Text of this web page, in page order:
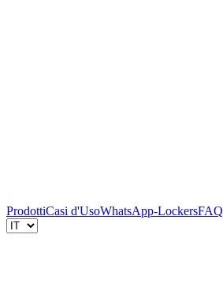
ProdottiCasi d'UsoWhatsApp-LockersFAQ